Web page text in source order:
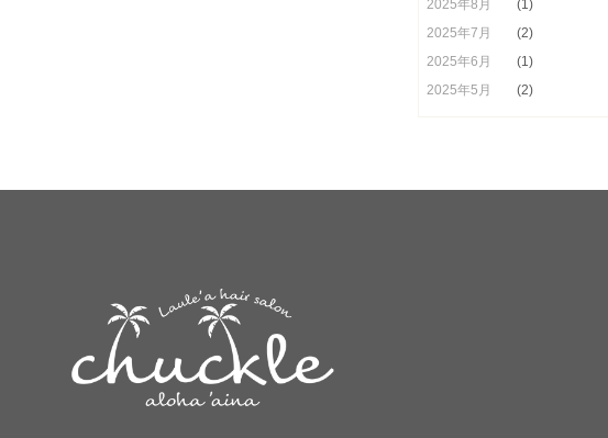
2025年8月
(1)
2025年7月
(2)
2025年6月
(1)
2025年5月
(2)